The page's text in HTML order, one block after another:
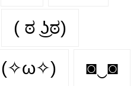
( ಠ ͜ʖಠ)
(✧ω✧) ◙‿◙